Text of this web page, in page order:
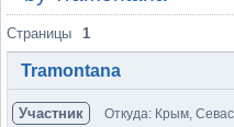
Страницы 1
Tramontana
Участник Откуда: Крым,